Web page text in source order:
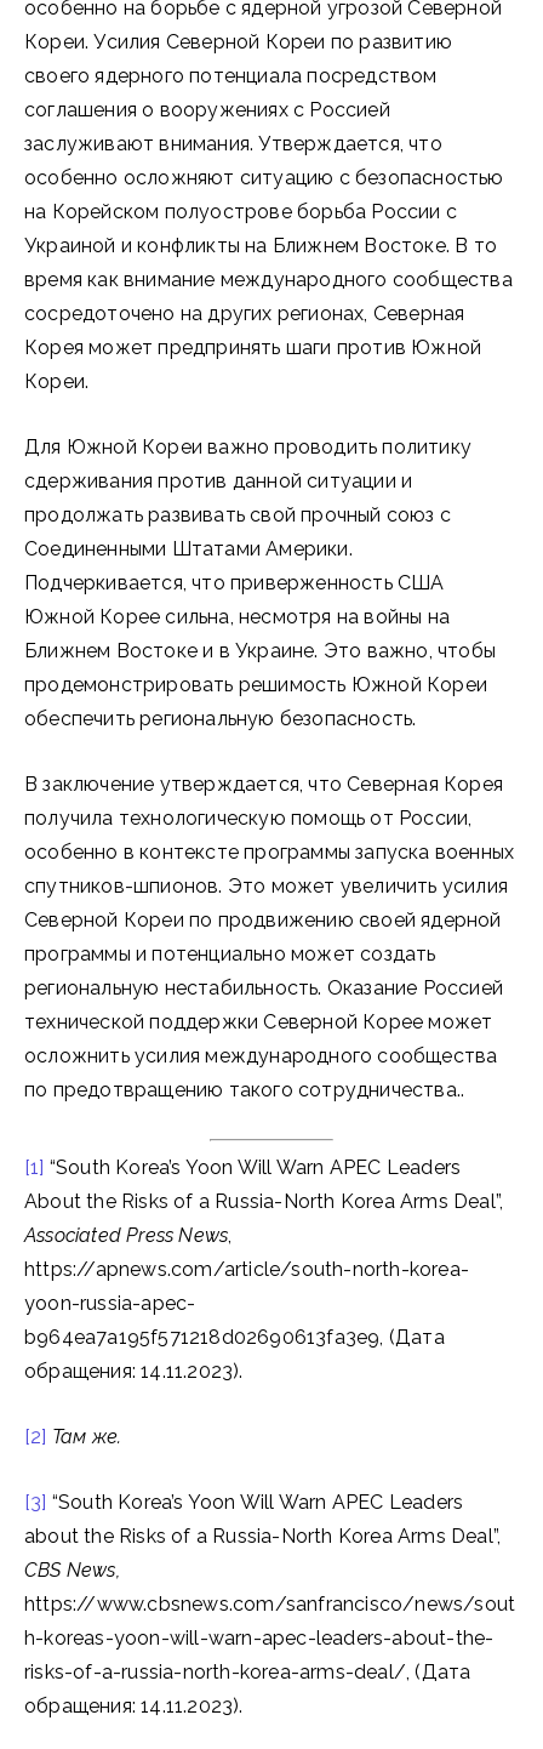
особенно на борьбе с ядерной угрозой Северной
Кореи. Усилия Северной Кореи по развитию
своего ядерного потенциала посредством
соглашения о вооружениях с Россией
заслуживают внимания. Утверждается, что
особенно осложняют ситуацию с безопасностью
на Корейском полуострове борьба России с
Украиной и конфликты на Ближнем Востоке. В то
время как внимание международного сообщества
сосредоточено на других регионах, Северная
Корея может предпринять шаги против Южной
Кореи.
Для Южной Кореи важно проводить политику
сдерживания против данной ситуации и
продолжать развивать свой прочный союз с
Соединенными Штатами Америки.
Подчеркивается, что приверженность США
Южной Корее сильна, несмотря на войны на
Ближнем Востоке и в Украине. Это важно, чтобы
продемонстрировать решимость Южной Кореи
обеспечить региональную безопасность.
В заключение утверждается, что Северная Корея
получила технологическую помощь от России,
особенно в контексте программы запуска военных
спутников-шпионов. Это может увеличить усилия
Северной Кореи по продвижению своей ядерной
программы и потенциально может создать
региональную нестабильность. Оказание Россией
технической поддержки Северной Корее может
осложнить усилия международного сообщества
по предотвращению такого сотрудничества..
[1] “South Korea’s Yoon Will Warn APEC Leaders
About the Risks of a Russia-North Korea Arms Deal”,
Associated Press News,
https://apnews.com/article/south-north-korea-
yoon-russia-apec-
b964ea7a195f571218d02690613fa3e9, (Дата
обращения: 14.11.2023).
[2] Там же.
[3] “South Korea’s Yoon Will Warn APEC Leaders
about the Risks of a Russia-North Korea Arms Deal”,
CBS News,
https://www.cbsnews.com/sanfrancisco/news/sout
h-koreas-yoon-will-warn-apec-leaders-about-the-
risks-of-a-russia-north-korea-arms-deal/, (Дата
обращения: 14.11.2023).